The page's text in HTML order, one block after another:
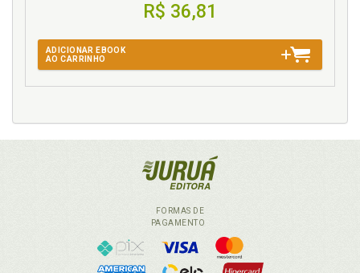
R$ 36,81
ADICIONAR EBOOK
AO CARRINHO
FORMAS DE
PAGAMENTO